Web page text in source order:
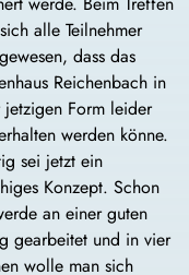
alle Teilnehmer
dass das
Reichenbach in
jetzigen Form leider
werden könne.
sei jetzt ein
Konzept. Schon
an einer guten
gearbeitet und in vier
wolle man sich